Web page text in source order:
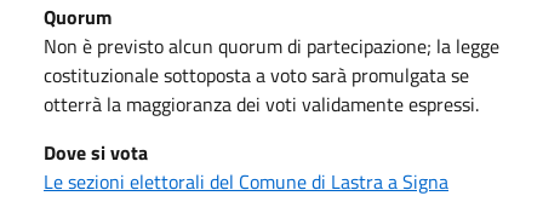
Quorum
Non è previsto alcun quorum di partecipazione; la legge
costituzionale sottoposta a voto sarà promulgata se
otterrà la maggioranza dei voti validamente espressi.
Dove si vota
Le sezioni elettorali del Comune di Lastra a Signa